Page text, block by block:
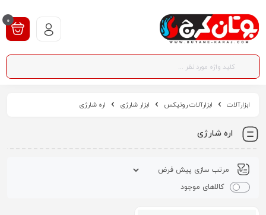
0
ابزارآلات ابزارآلات رونیکس ابزار شارژی اره شارژی
اره شارژی
کالاهای موجود